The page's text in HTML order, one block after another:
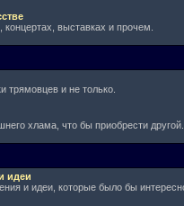
концертах, выставках и прочем.
трямовцев и не только.
хлама, что бы приобрести другой.
идеи
и идеи, которые было бы